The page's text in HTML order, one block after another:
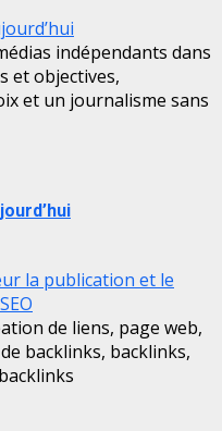
la publication et le